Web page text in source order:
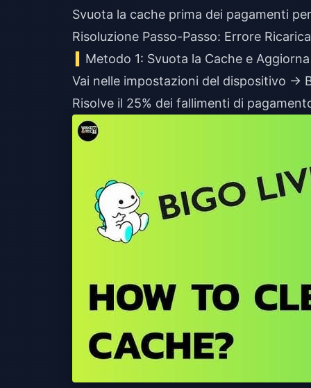
Svuota la cache prima dei pagamenti
Risoluzione Passo-Passo: Errore
Metodo 1: Svuota la Cache e
Vai nelle impostazioni del dispositivo →
Risolve il 25% dei fallimenti di